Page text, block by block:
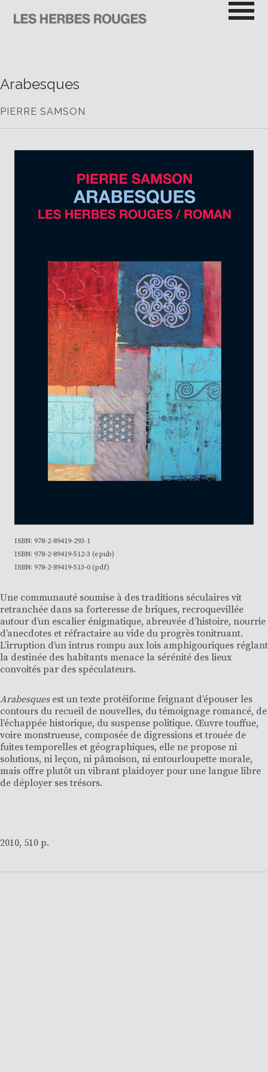
contenu
Arabesques
PIERRE SAMSON
ISBN: 978-2-89419-293-1
ISBN: 978-2-89419-512-3 (epub)
ISBN: 978-2-89419-513-0 (pdf)
Une communauté soumise à des traditions séculaires vit
retranchée dans sa forteresse de briques, recroquevillée
autour d’un escalier énigmatique, abreuvée d’histoire, nourrie
d’anecdotes et réfractaire au vide du progrès tonitruant.
L’irruption d’un intrus rompu aux lois amphigouriques réglant
la destinée des habitants menace la sérénité des lieux
convoités par des spéculateurs.
Arabesques est un texte protéiforme feignant d’épouser les
contours du recueil de nouvelles, du témoignage romancé, de
l’échappée historique, du suspense politique. Œuvre touffue,
voire monstrueuse, composée de digressions et trouée de
fuites temporelles et géographiques, elle ne propose ni
solutions, ni leçon, ni pâmoison, ni entourloupette morale,
mais offre plutôt un vibrant plaidoyer pour une langue libre
de déployer ses trésors.
2010, 510 p.